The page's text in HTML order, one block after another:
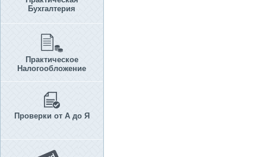
Бухгалтерия
Практическое
Налогообложение
Проверки от А до Я